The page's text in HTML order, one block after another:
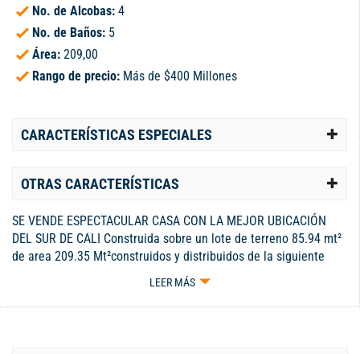
No. de Alcobas: 4
No. de Baños: 5
Área: 209,00
Rango de precio: Más de $400 Millones
CARACTERÍSTICAS ESPECIALES
OTRAS CARACTERÍSTICAS
SE VENDE ESPECTACULAR CASA CON LA MEJOR UBICACIÓN
DEL SUR DE CALI Construida sobre un lote de terreno 85.94 mt²
de area 209.35 Mt²construidos y distribuidos de la siguiente
manera: Piso 1: Parqueadero con espacio para 2 vehiculos
privado Zona de oficios baño social Piso 2: 1 habitación con
LEER MÁS